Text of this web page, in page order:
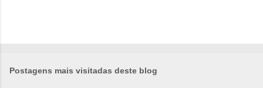
Postagens mais visitadas deste blog